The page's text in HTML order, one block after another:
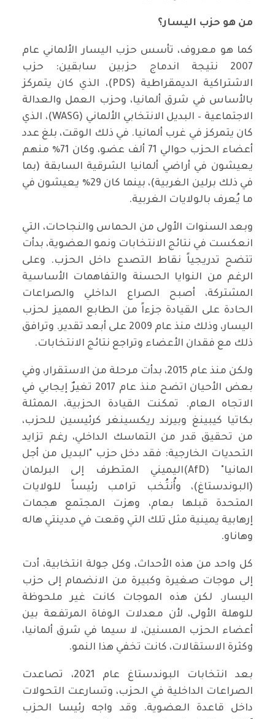
من هو حزب اليسار؟
كما هو معروف، تأسس حزب اليسار الألماني عام
2007 نتيجة اندماج حزبين سابقين: حزب
الاشتراكية الديمقراطية (PDS)، الذي كان يتمركز
بالأساس في شرق ألمانيا، وحزب العمل والعدالة
الاجتماعية – البديل الانتخابي الألماني (WASG)، الذي
كان يتمركز في غرب ألمانيا. في ذلك الوقت، بلغ عدد
أعضاء الحزب حوالي 71 ألف عضو، وكان 71٪ منهم
يعيشون في أراضي ألمانيا الشرقية السابقة (بما
في ذلك برلين الغربية)، بينما كان 29٪ يعيشون في
ما يُعرف بالولايات الغربية.
وبعد السنوات الأولى من الحماس والنجاحات، التي
انعكست في نتائج الانتخابات ونمو العضوية، بدأت
تتضح تدريجياً نقاط التصدع داخل الحزب. وعلى
الرغم من النوايا الحسنة والتفاهمات الأساسية
المشتركة، أصبح الصراع الداخلي والصراعات
الحادة على القيادة جزءاً من الطابع المميز لحزب
اليسار، وذلك منذ عام 2009 على أبعد تقدير. وترافق
ذلك مع فقدان الأعضاء وتراجع نتائج الانتخابات.
ولكن منذ عام 2015، بدأت مرحلة من الاستقرار، وفي
بعض الأحيان اتضح منذ عام 2017 تغيرٌ إيجابي في
الاتجاه العام. تمكنت القيادة الحزبية، الممثلة
بكاتيا كيبينغ وبيرند ريكسينغر كرئيسين للحزب،
من تحقيق قدر من التماسك الداخلي، رغم تزايد
التحديات الخارجية: فقد دخل حزب "البديل من أجل
المانيا" (AfD)اليميني المتطرف إلى البرلمان
(البوندستاغ)، وأُنتُخب ترامب رئيساً للولايات
المتحدة قبلها بعام، وهزت المجتمع هجمات
إرهابية يمينية مثل تلك التي وقعت في مدينتي هاله
وهاناو.
كل واحد من هذه الأحداث، وكل جولة انتخابية، أدت
إلى موجات صغيرة وكبيرة من الانضمام إلى حزب
اليسار. لكن هذه الموجات كانت غير ملحوظة
للوهلة الأولى، لأن معدلات الوفاة المرتفعة بين
أعضاء الحزب المسنين، لا سيما في شرق ألمانيا،
وكثرة الاستقالات، كانت تخفي هذا النمو.
بعد انتخابات البوندستاغ عام 2021، تصاعدت
الصراعات الداخلية في الحزب، وتسارعت التحولات
داخل قاعدة العضوية. وقد واجه رئيسا الحزب